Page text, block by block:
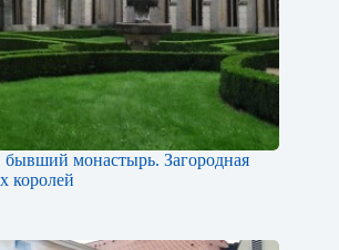
бывший монастырь. Загородная
королей